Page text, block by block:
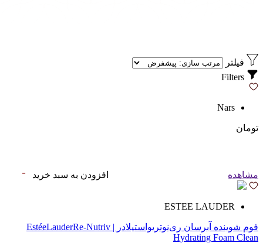
فیلتر
Nars
تومان
مشاهده افزودن به سبد خرید
ESTEE LAUDER
فوم شوینده آبرسان ری‌نوتریواستیلادر | EstéeLauderRe-Nutriv
Hydrating Foam Clean